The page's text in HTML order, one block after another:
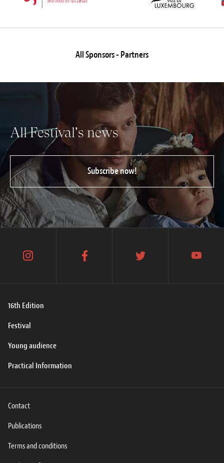
All Sponsors - Partners
All Festival's news
Subscribe now!
16th Edition
Festival
Young audience
Practical Information
instagram facebook twitter youtube
Contact
Publications
Terms and conditions